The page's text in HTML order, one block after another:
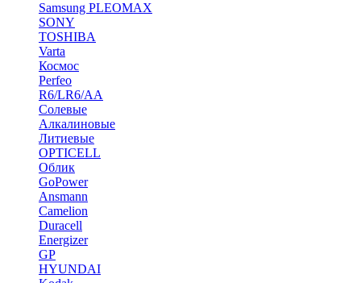
Samsung PLEOMAX
SONY
TOSHIBA
Varta
Космос
Perfeo
R6/LR6/AA
Солевые
Алкалиновые
Литиевые
OPTICELL
Облик
GoPower
Ansmann
Camelion
Duracell
Energizer
GP
HYUNDAI